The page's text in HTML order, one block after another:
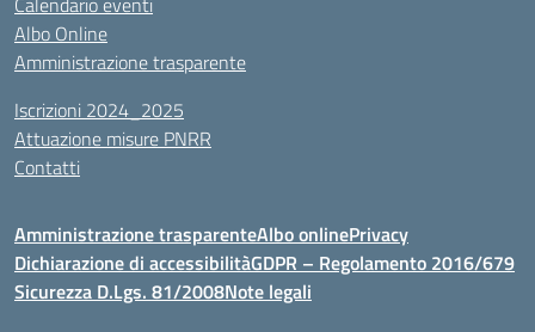
Albo Online
Amministrazione trasparente
Iscrizioni 2024_2025
Attuazione misure PNRR
Contatti
Amministrazione trasparenteAlbo onlinePrivacy
Dichiarazione di accessibilitàGDPR – Regolamento 2016/679
Sicurezza D.Lgs. 81/2008Note legali